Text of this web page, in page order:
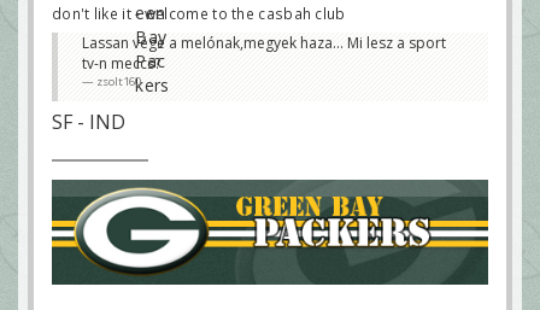
don't like it - welcome to the casbah club
Lassan vége a melónak,megyek haza... Mi lesz a sport
tv-n meccs?
zsolt160
SF - IND